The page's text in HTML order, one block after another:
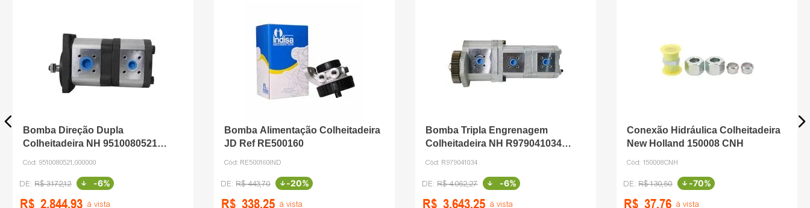
Bomba Direção Dupla
Colheitadeira NH 9510080521
Cód: 9510080521,000000
R$3.172,12 -6%
R$ 2.844,93 à vista
Bomba Alimentação Colheitadeira
JD Ref RE500160
Cód: RE500160IND
R$443,70 -20%
R$ 338,25 à vista
Bomba Tripla Engrenagem
Colheitadeira NH R979041034
Cód: R979041034
R$4.062,27 -6%
R$ 3.643,25 à vista
Conexão Hidráulica Colheitadeira
New Holland 150008 CNH
Cód: 150008CNH
R$130,50 -70%
R$ 37,76 à vista